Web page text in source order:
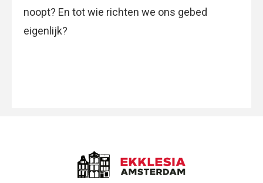
noopt? En tot wie richten we ons gebed
eigenlijk?